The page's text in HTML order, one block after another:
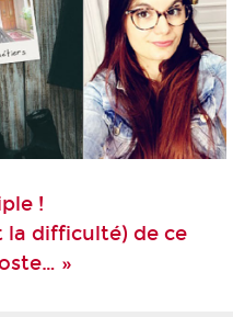
!
la difficulté) de ce
»